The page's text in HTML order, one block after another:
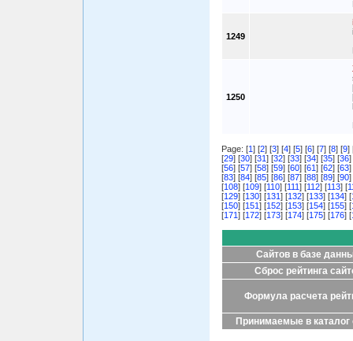
1249
1250
Page: [1] [2] [3] [4] [5] [6] [7] [8] [9]
[29] [30] [31] [32] [33] [34] [35] [36]
[56] [57] [58] [59] [60] [61] [62] [63]
[83] [84] [85] [86] [87] [88] [89] [90]
[108] [109] [110] [111] [112] [113] [
[129] [130] [131] [132] [133] [134] [
[150] [151] [152] [153] [154] [155] [
[171] [172] [173] [174] [175] [176] [
Сайтов в базе
Сброс рейтинга
Формула расчета
Принимаемые в каталог